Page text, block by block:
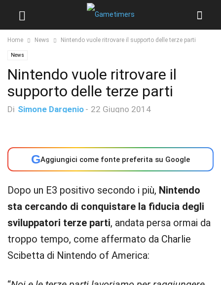
Home News Nintendo vuole ritrovare il supporto delle terze parti
News
Nintendo vuole ritrovare il
supporto delle terze parti
Di Simone Dargenio - 22 Giugno 2014
GAggiungici come fonte preferita su Google
Dopo un E3 positivo secondo i più, Nintendo
sta cercando di conquistare la fiducia degli
sviluppatori terze parti, andata persa ormai da
troppo tempo, come affermato da Charlie
Scibetta di Nintendo of America: